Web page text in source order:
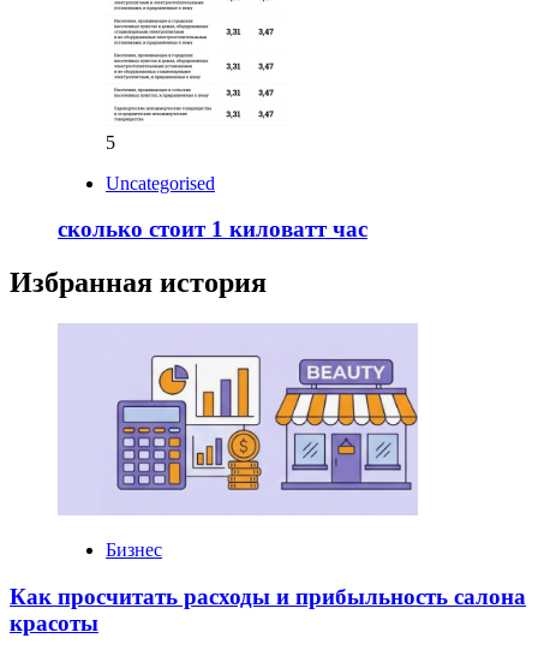
5
Uncategorised
сколько стоит 1 киловатт час
Избранная история
Бизнес
Как просчитать расходы и прибыльность салона
красоты